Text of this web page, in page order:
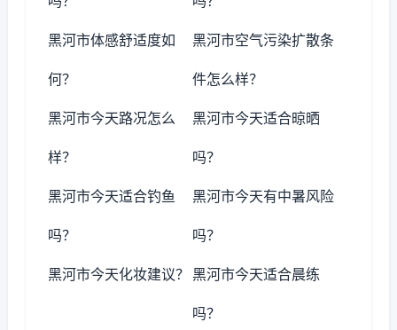
黑河市体感舒适度如
何？
黑河市空气污染扩散条
件怎么样？
黑河市今天路况怎么
样？
黑河市今天适合晾晒
吗？
黑河市今天适合钓鱼
吗？
黑河市今天有中暑风险
吗？
黑河市今天化妆建议？ 黑河市今天适合晨练
吗？